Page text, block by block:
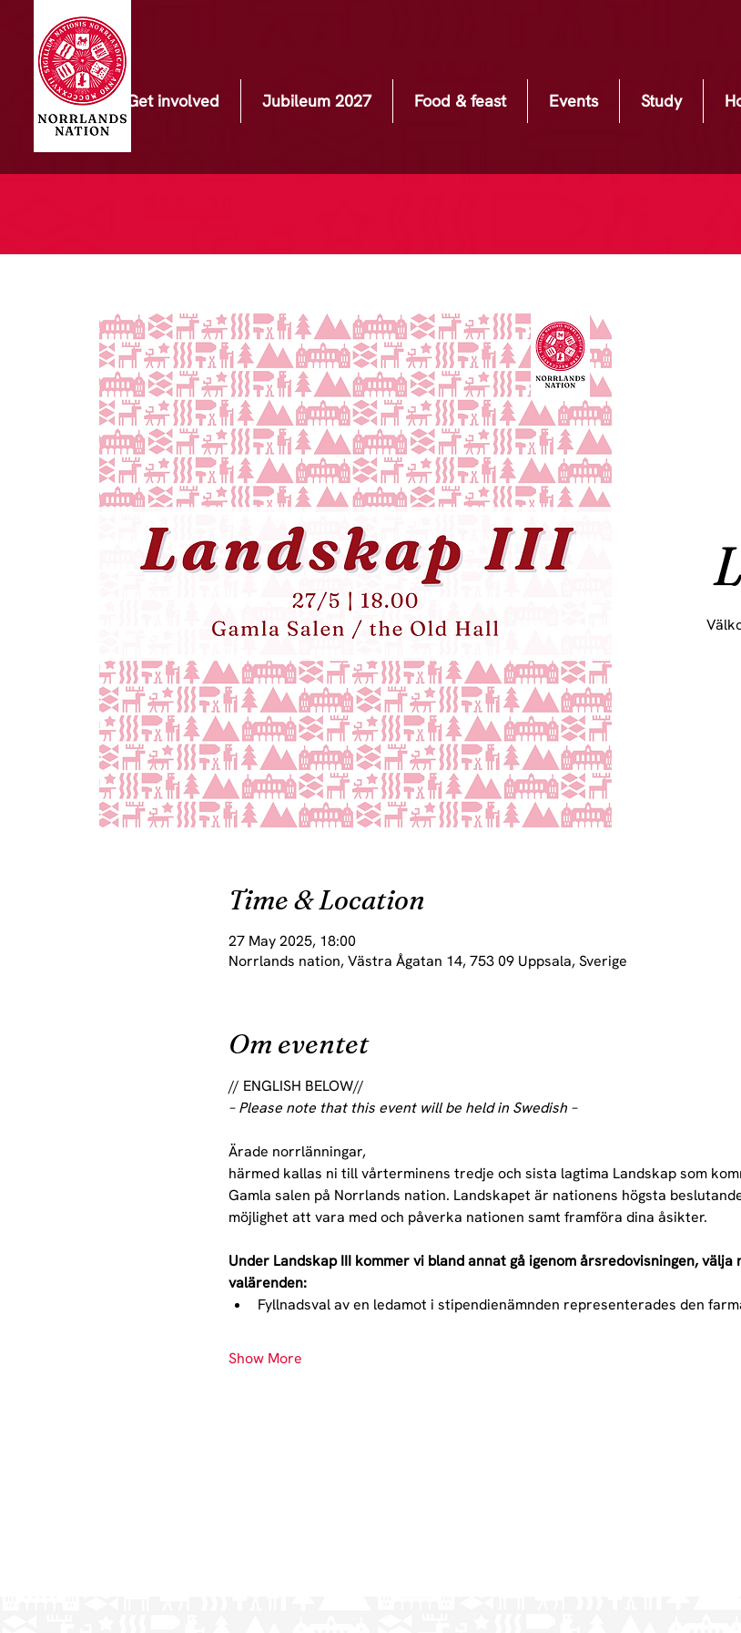
Get involved Jubileum 2027 Food & feast Events Study
Time & Location
27 May 2025, 18:00
Norrlands nation, Västra Ågatan 14, 753 09 Uppsala, Sverige
Om eventet
// ENGLISH BELOW//
– Please note that this event will be held in Swedish –
Ärade norrlänningar,
härmed kallas ni till vårterminens tredje och sista lagtima Landskap som
Gamla salen på Norrlands nation. Landskapet är nationens högsta
möjlighet att vara med och påverka nationen samt framföra dina åsikter.
Under Landskap III kommer vi bland annat gå igenom årsredovisningen,
valärenden:
Fyllnadsval av en ledamot i stipendienämnden representerades den
Show More